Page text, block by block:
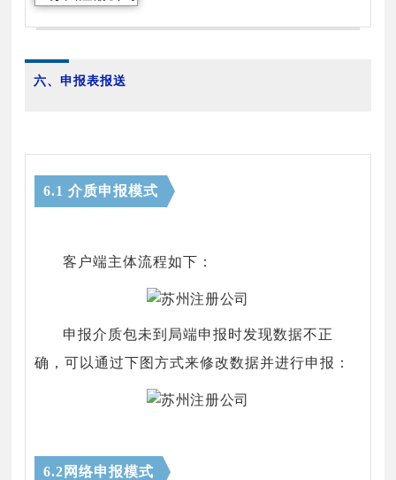
六、申报表报送
6.1 介质申报模式
客户端主体流程如下：
申报介质包未到局端申报时发现数据不正
确，可以通过下图方式来修改数据并进行申报：
6.2网络申报模式